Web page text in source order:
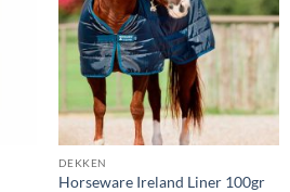
DEKKEN
Horseware Ireland Liner 100gr